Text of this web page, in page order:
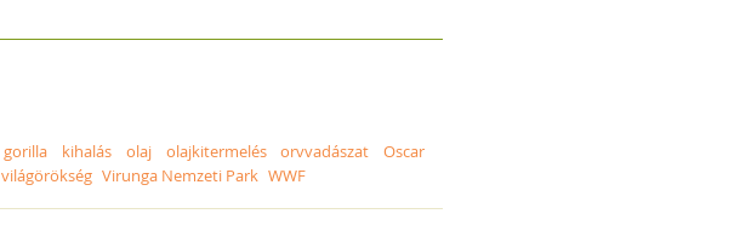
gorilla kihalás olaj olajkitermelés orvvadászat
Oscar
világörökség Virunga Nemzeti Park WWF